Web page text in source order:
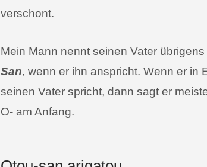
verschont.
Mein Mann nennt seinen Vater
San, wenn er ihn anspricht. Wenn er in
seinen Vater spricht, dann sagt er
O- am Anfang.